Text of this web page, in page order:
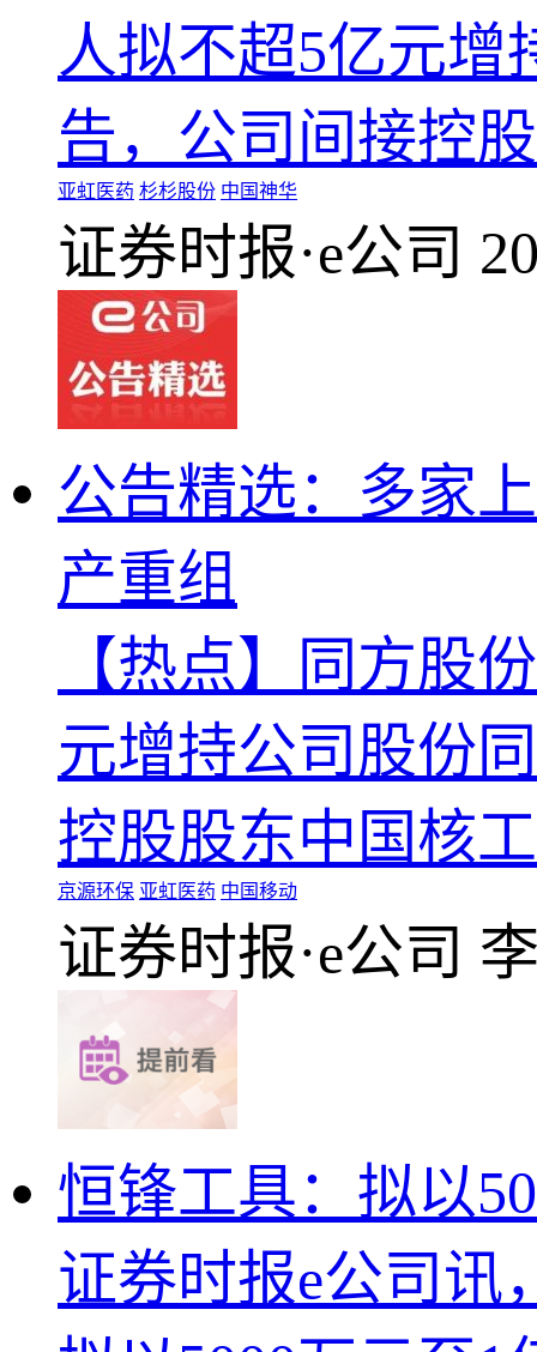
人拟不超5亿元增
告，公司间接控
亚虹医药 杉杉股份 中国神华
证券时报·e公司
公告精选：多家
产重组
【热点】同方股
元增持公司股份
控股股东中国核
京源环保 亚虹医药 中国移动
证券时报·e公司
恒锋工具：拟以
证券时报e公司讯